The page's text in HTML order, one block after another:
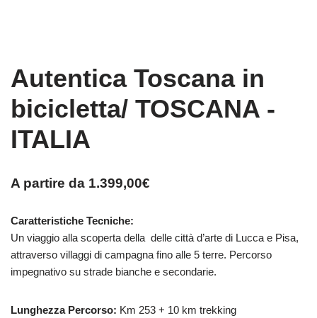
Autentica Toscana in
bicicletta/ TOSCANA -
ITALIA
A partire da 1.399,00€
Caratteristiche Tecniche:
Un viaggio alla scoperta della delle città d’arte di Lucca e Pisa,
attraverso villaggi di campagna fino alle 5 terre. Percorso
impegnativo su strade bianche e secondarie.
Lunghezza Percorso: Km 253 + 10 km trekking